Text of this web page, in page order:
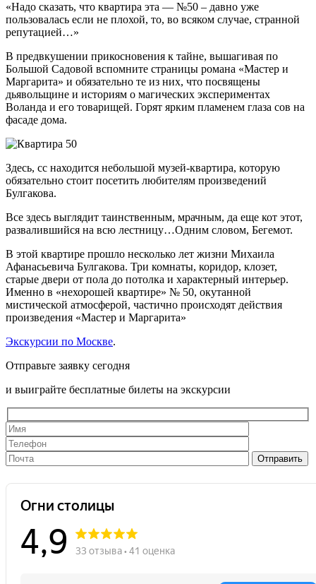
«Надо сказать, что квартира эта — №50 – давно уже
пользовалась если не плохой, то, во всяком случае, странной
репутацией…»
В предвкушении прикосновения к тайне, вышагивая по
Большой Садовой вспомните страницы романа «Мастер и
Маргарита» и обязательно те из них, что посвящены
дьявольщине и историям о магических экспериментах
Воланда и его товарищей. Горят ярким пламенем глаза сов на
фасаде дома.
Здесь, сс находится небольшой музей-квартира, которую
обязательно стоит посетить любителям произведений
Булгакова.
Все здесь выглядит таинственным, мрачным, да еще кот этот,
развалившийся на всю лестницу…Одним словом, Бегемот.
В этой квартире прошло несколько лет жизни Михаила
Афанасьевича Булгакова. Три комнаты, коридор, клозет,
старые двери от пола до потолка и характерный интерьер.
Именно в «нехорошей квартире» № 50, окутанной
мистической атмосферой, частично происходят действия
произведения «Мастер и Маргарита»
Экскурсии по Москве.
Отправьте заявку сегодня
и выиграйте бесплатные билеты на экскурсии